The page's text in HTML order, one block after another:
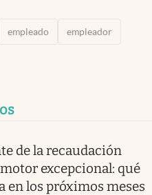
empleado empleador
de la recaudación
excepcional: qué
en los próximos meses